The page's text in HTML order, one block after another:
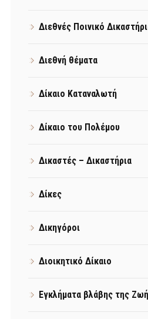
Διεθνές Ποινικό
Διεθνή θέματα
Δίκαιο Καταναλωτή
Δίκαιο του Πολέμου
Δικαστές – Δικαστήρια
Δίκες
Δικηγόροι
Διοικητικό Δίκαιο
Εγκλήματα βλάβης της